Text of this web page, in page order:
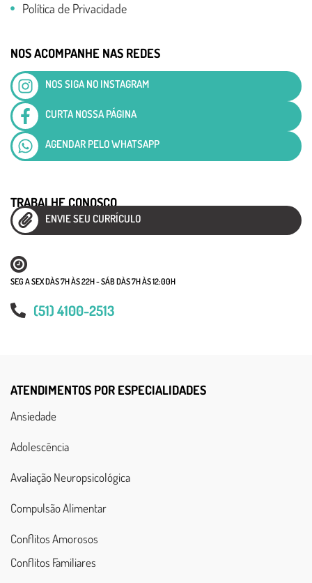
Política de Privacidade
NOS ACOMPANHE NAS REDES
NOS SIGA NO INSTAGRAM
CURTA NOSSA PÁGINA
AGENDAR PELO WHATSAPP
SEG A SEX DÀS 7H ÀS 22H - SÁB DÀS 7H ÀS 12:00H
(51) 4100-2513
TRABALHE CONOSCO
ENVIE SEU CURRÍCULO
ATENDIMENTOS POR ESPECIALIDADES
Ansiedade
Adolescência
Avaliação Neuropsicológica
Compulsão Alimentar
Conflitos Amorosos
Conflitos Familiares